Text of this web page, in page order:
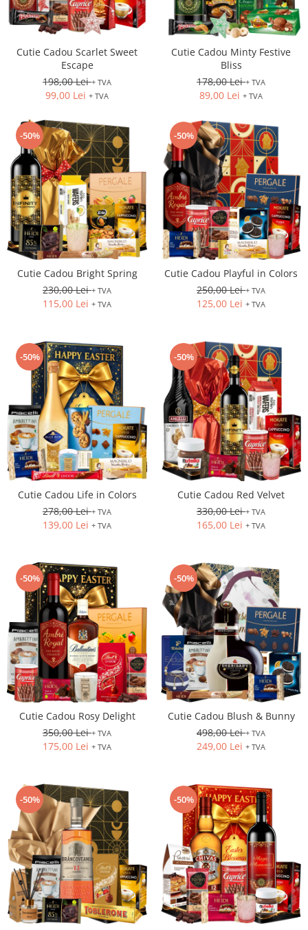
Cutie Cadou Scarlet Sweet
Escape
198,00 Lei+ TVA
99,00 Lei + TVA
Cutie Cadou Minty Festive
Bliss
178,00 Lei+ TVA
89,00 Lei + TVA
-50%
Cutie Cadou Bright Spring
230,00 Lei+ TVA
115,00 Lei + TVA
-50%
Cutie Cadou Playful in Colors
250,00 Lei+ TVA
125,00 Lei + TVA
-50%
Cutie Cadou Life in Colors
278,00 Lei+ TVA
139,00 Lei + TVA
-50%
Cutie Cadou Red Velvet
330,00 Lei+ TVA
165,00 Lei + TVA
-50%
Cutie Cadou Rosy Delight
350,00 Lei+ TVA
175,00 Lei + TVA
-50%
Cutie Cadou Blush & Bunny
498,00 Lei+ TVA
249,00 Lei + TVA
-50% -50%